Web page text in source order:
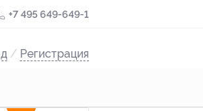
+7 495 649-649-1
/ Регистрация